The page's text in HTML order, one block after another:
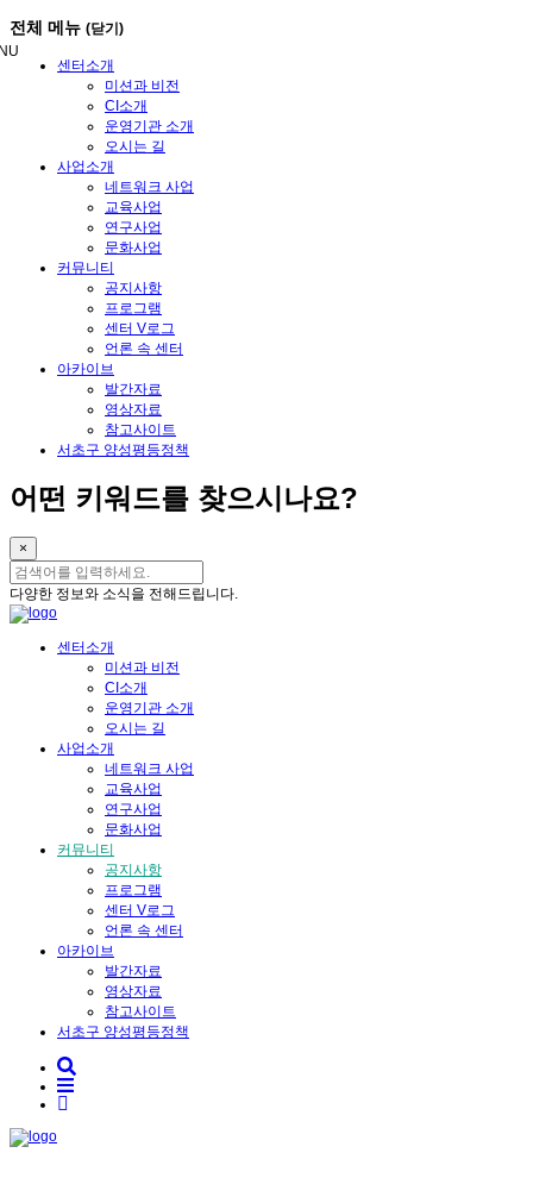
메
뉴
전체 메뉴 (닫기)
센터소개
미션과 비전
CI소개
운영기관 소개
오시는 길
사업소개
네트워크 사업
교육사업
연구사업
문화사업
커뮤니티
공지사항
프로그램
센터 V로그
언론 속 센터
아카이브
발간자료
영상자료
참고사이트
서초구 양성평등정책
어떤 키워드를 찾으시나요?
×
다양한 정보와 소식을 전해드립니다.
센터소개
미션과 비전
CI소개
운영기관 소개
오시는 길
사업소개
네트워크 사업
교육사업
연구사업
문화사업
커뮤니티
공지사항
프로그램
센터 V로그
언론 속 센터
아카이브
발간자료
영상자료
참고사이트
서초구 양성평등정책